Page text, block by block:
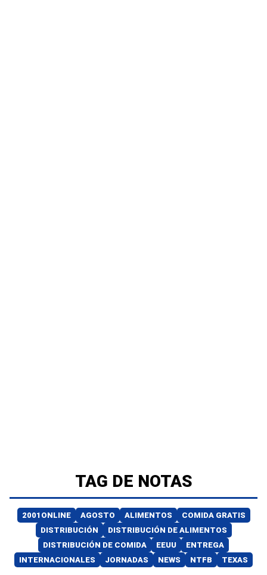
TAG DE NOTAS
2001ONLINE AGOSTO ALIMENTOS
COMIDA GRATIS
DISTRIBUCIÓN
DISTRIBUCIÓN DE ALIMENTOS
DISTRIBUCIÓN DE COMIDA
EEUU
ENTREGA
INTERNACIONALES
JORNADAS NEWS NTFB TEXAS